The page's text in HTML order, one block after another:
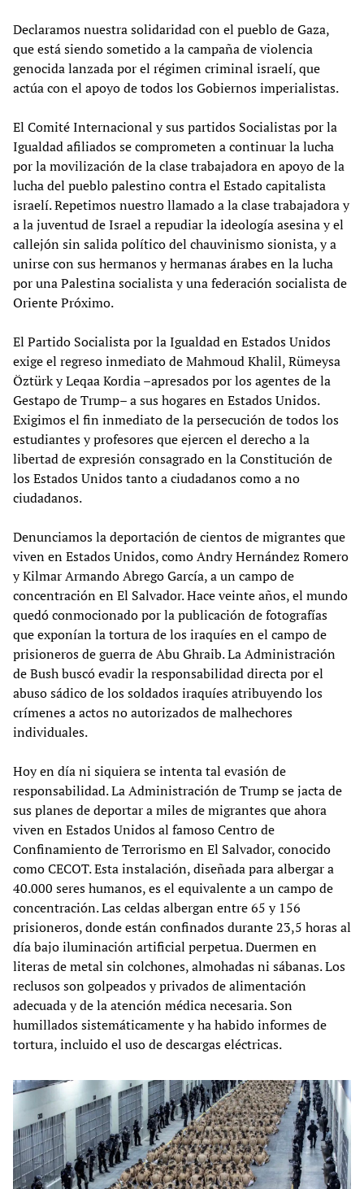
Declaramos nuestra solidaridad con el pueblo de Gaza,
que está siendo sometido a la campaña de violencia
genocida lanzada por el régimen criminal israelí, que
actúa con el apoyo de todos los Gobiernos imperialistas.
El Comité Internacional y sus partidos Socialistas por la
Igualdad afiliados se comprometen a continuar la lucha
por la movilización de la clase trabajadora en apoyo de la
lucha del pueblo palestino contra el Estado capitalista
israelí. Repetimos nuestro llamado a la clase trabajadora y
a la juventud de Israel a repudiar la ideología asesina y el
callejón sin salida político del chauvinismo sionista, y a
unirse con sus hermanos y hermanas árabes en la lucha
por una Palestina socialista y una federación socialista de
Oriente Próximo.
El Partido Socialista por la Igualdad en Estados Unidos
exige el regreso inmediato de Mahmoud Khalil, Rümeysa
Öztürk y Leqaa Kordia –apresados por los agentes de la
Gestapo de Trump– a sus hogares en Estados Unidos.
Exigimos el fin inmediato de la persecución de todos los
estudiantes y profesores que ejercen el derecho a la
libertad de expresión consagrado en la Constitución de
los Estados Unidos tanto a ciudadanos como a no
ciudadanos.
Denunciamos la deportación de cientos de migrantes que
viven en Estados Unidos, como Andry Hernández Romero
y Kilmar Armando Abrego García, a un campo de
concentración en El Salvador. Hace veinte años, el mundo
quedó conmocionado por la publicación de fotografías
que exponían la tortura de los iraquíes en el campo de
prisioneros de guerra de Abu Ghraib. La Administración
de Bush buscó evadir la responsabilidad directa por el
abuso sádico de los soldados iraquíes atribuyendo los
crímenes a actos no autorizados de malhechores
individuales.
Hoy en día ni siquiera se intenta tal evasión de
responsabilidad. La Administración de Trump se jacta de
sus planes de deportar a miles de migrantes que ahora
viven en Estados Unidos al famoso Centro de
Confinamiento de Terrorismo en El Salvador, conocido
como CECOT. Esta instalación, diseñada para albergar a
40.000 seres humanos, es el equivalente a un campo de
concentración. Las celdas albergan entre 65 y 156
prisioneros, donde están confinados durante 23,5 horas al
día bajo iluminación artificial perpetua. Duermen en
literas de metal sin colchones, almohadas ni sábanas. Los
reclusos son golpeados y privados de alimentación
adecuada y de la atención médica necesaria. Son
humillados sistemáticamente y ha habido informes de
tortura, incluido el uso de descargas eléctricas.